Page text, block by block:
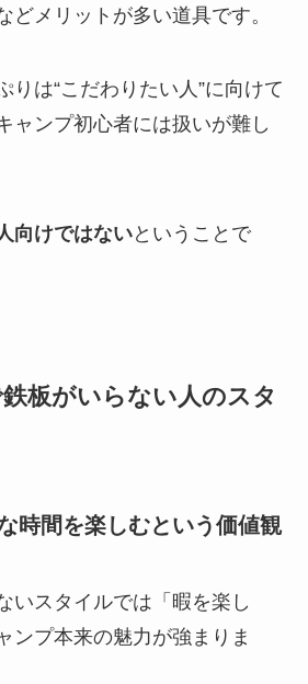
どメリットが多い道具です。
りは“こだわりたい人”に向けて
ャンプ初心者には扱いが難し
向けではないということで
板がいらない人のスタ
時間を楽しむという価値観
いスタイルでは「暇を楽し
ンプ本来の魅力が強まりま